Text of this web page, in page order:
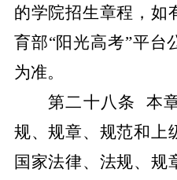
的学院招生章程，如
育部“阳光高考”平台
为准。
第二十八条
本
规、规章、规范和上
国家法律、法规、规